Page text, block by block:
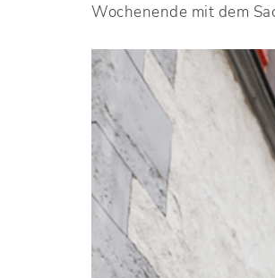
Wochenende mit dem